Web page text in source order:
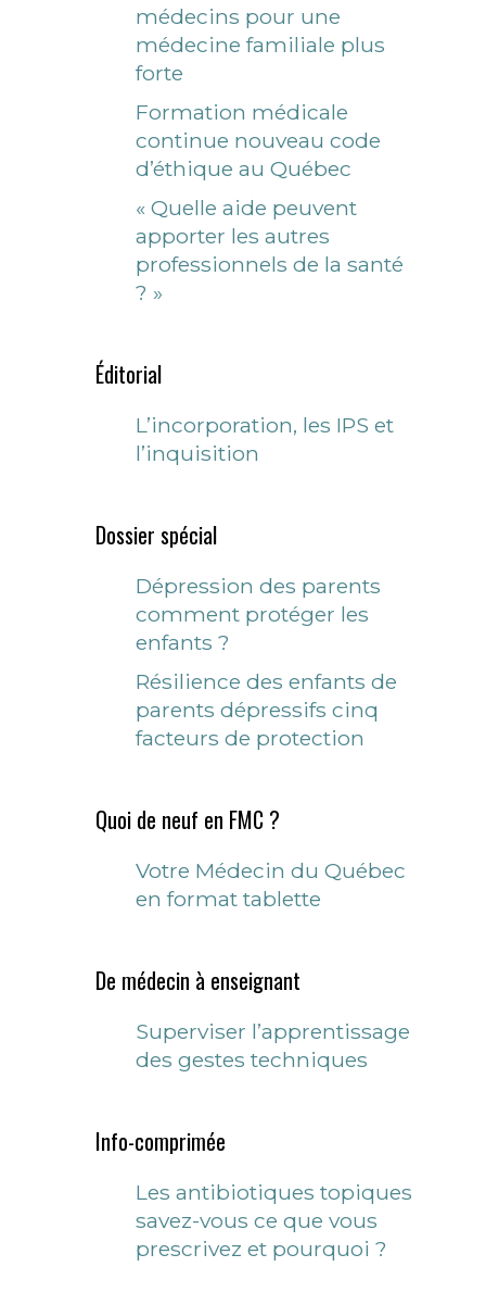
médecins pour une
médecine familiale plus
forte
Formation médicale
continue nouveau code
d’éthique au Québec
« Quelle aide peuvent
apporter les autres
professionnels de la santé
? »
Éditorial
L’incorporation, les IPS et
l’inquisition
Dossier spécial
Dépression des parents
comment protéger les
enfants ?
Résilience des enfants de
parents dépressifs cinq
facteurs de protection
Quoi de neuf en FMC ?
Votre Médecin du Québec
en format tablette
De médecin à enseignant
Superviser l’apprentissage
des gestes techniques
Info-comprimée
Les antibiotiques topiques
savez-vous ce que vous
prescrivez et pourquoi ?